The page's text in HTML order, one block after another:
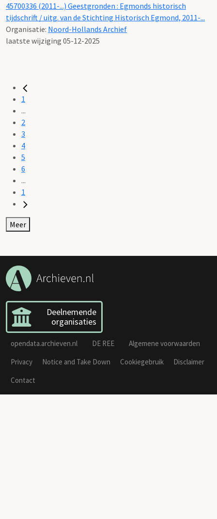
45700336 (2011-...) Geestgronden : Egmonds historisch
tijdschrift / uitg. van de Stichting Historisch Egmond, 2011-...
Organisatie: Noord-Hollands Archief
laatste wijziging 05-12-2025
1
...
2
3
4
5
6
...
1
Meer
Deelnemende
organisaties
opendata.archieven.nl DE REE
Algemene voorwaarden
Privacy
Notice and Take Down Cookiegebruik
Disclaimer
Contact